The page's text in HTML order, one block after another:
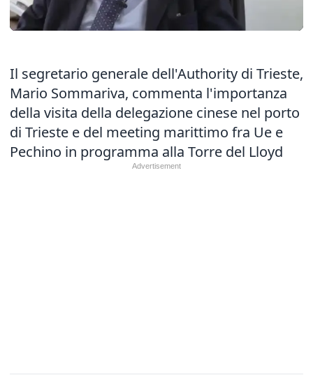
Il segretario generale dell'Authority di Trieste,
Mario Sommariva, commenta l'importanza
della visita della delegazione cinese nel porto
di Trieste e del meeting marittimo fra Ue e
Pechino in programma alla Torre del Lloyd